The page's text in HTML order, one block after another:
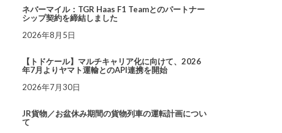
ネバーマイル：TGR Haas F1 Teamとのパートナー
シップ契約を締結しました
2026年8月5日
【トドケール】マルチキャリア化に向けて、2026
年7月よりヤマト運輸とのAPI連携を開始
2026年7月30日
JR貨物／お盆休み期間の貨物列車の運転計画につい
て